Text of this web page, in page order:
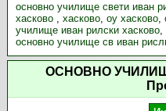
основно училище свети иван
хасково , хасково, оу хасково,
училище иван рилски хасково,
основно училище св иван
ОСНОВНО